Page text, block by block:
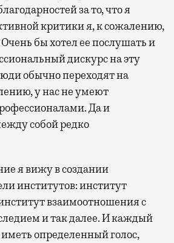
за то, что я
критики я, к сожалению,
бы хотел ее послушать и
дискурс на эту
обычно переходят на
у нас не умеют
Да и
собой редко
я вижу в создании
институтов: институт
взаимоотношения с
и так далее. И каждый
определенный голос,